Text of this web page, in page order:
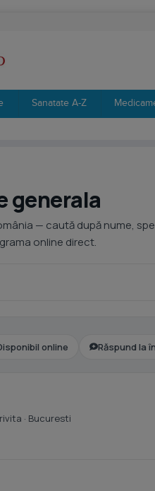
Sanatate A-Z
generala
— caută după nume,
online direct.
online Răspund la
· Bucuresti